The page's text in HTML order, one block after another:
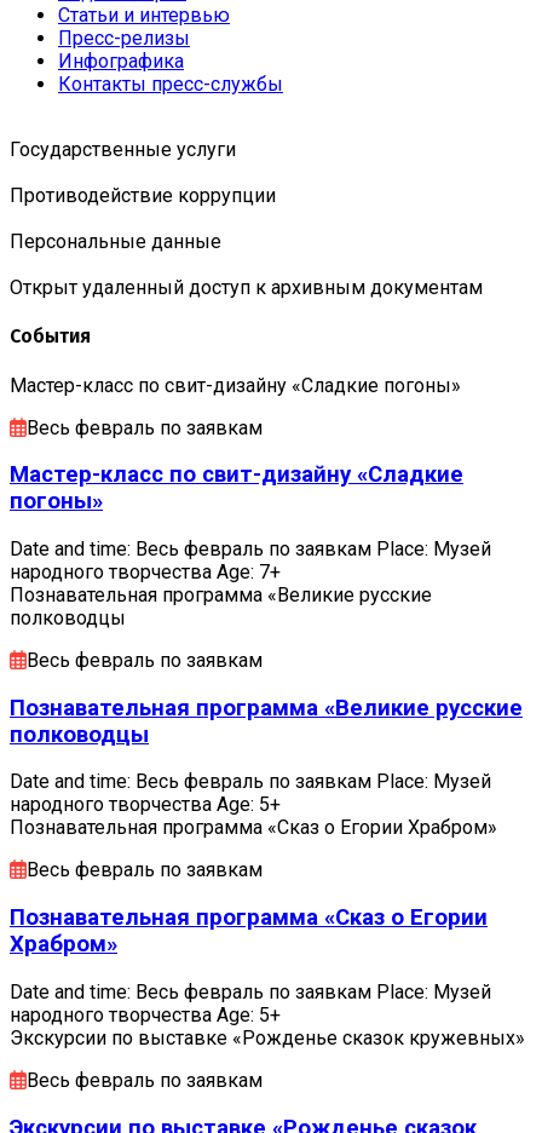
Статьи и интервью
Пресс-релизы
Инфографика
Контакты пресс-службы
Государственные услуги
Противодействие коррупции
Персональные данные
Открыт удаленный доступ к архивным документам
События
Мастер-класс по свит-дизайну «Сладкие погоны»
Весь февраль по заявкам
Мастер-класс по свит-дизайну «Сладкие
погоны»
Date and time: Весь февраль по заявкам Place: Музей
народного творчества Age: 7+
Познавательная программа «Великие русские
полководцы
Весь февраль по заявкам
Познавательная программа «Великие русские
полководцы
Date and time: Весь февраль по заявкам Place: Музей
народного творчества Age: 5+
Познавательная программа «Сказ о Егории Храбром»
Весь февраль по заявкам
Познавательная программа «Сказ о Егории
Храбром»
Date and time: Весь февраль по заявкам Place: Музей
народного творчества Age: 5+
Экскурсии по выставке «Рожденье сказок кружевных»
Весь февраль по заявкам
Экскурсии по выставке «Рожденье сказок